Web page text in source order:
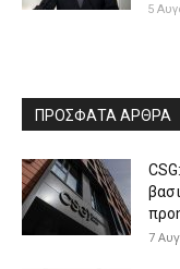
5
ΠΡΟΣΦΑΤΑ ΑΡΘΡΑ
7